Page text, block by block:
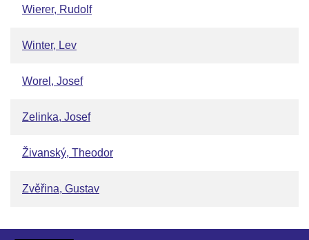
Wierer, Rudolf
Winter, Lev
Worel, Josef
Zelinka, Josef
Živanský, Theodor
Zvěřina, Gustav